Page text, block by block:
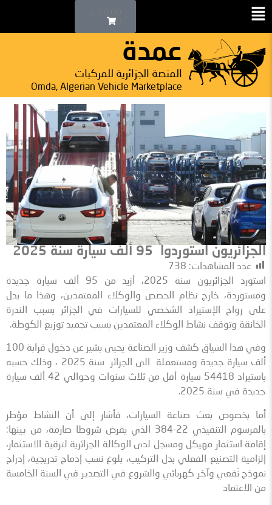
عمدة
المنصة الجزائرية للمركبات
Omda, Algerian Vehicle Marketplace
الجزائريون استوردوا 95 ألف سيارة سنة 2025
عدد المشاهدات: 738
استورد الجزائريون سنة 2025، أزيد من 95 ألف سيارة جديدة
ومستوردة، خارج نظام الحصص والوكلاء المعتمدين، وهذا ما يدل
على رواج الإستيراد الشخصي للسيارات في الجزائر بسبب الندرة
الخانقة وتوقف نشاط الوكلاء المعتمدين بسبب تجميد توزيع الكوطة.
وفي هذا السياق كشف وزير الصناعة يحيى بشير عن دخول قرابة 100
ألف سيارة جديدة ومستعملة الى الجزائر سنة 2025 ، وذلك حسبه
باستيراد 54418 سيارة أقل من ثلاث سنوات وحوالي 42 ألف سيارة
جديدة في سنة 2025.
أما بخصوص بعث صناعة السيارات، فأشار إلى أن النشاط مؤطر
بالمرسوم التنفيذي 22-384 الذي يفرض شروطا صارمة، من بينها:
إقامة استثمار مهيكل ومسجل لدى الوكالة الجزائرية لترقية الاستثمار،
إلزامية التصنيع الفعلي بدل التركيب، بلوغ نسب إدماج تدريجية، إدراج
نموذج نَفعي وآخر كهربائي والشروع في التصدير في السنة الخامسة
من الاعتماد